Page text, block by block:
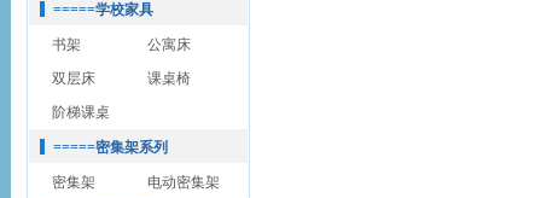
=====学校家具
书架
公寓床
双层床
课桌椅
阶梯课桌
=====密集架系列
密集架 电动密集架